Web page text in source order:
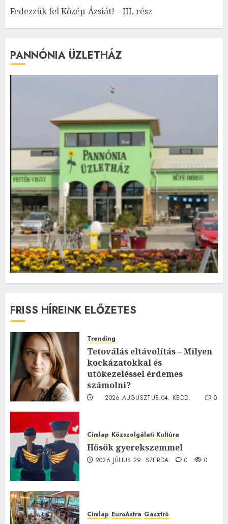
Fedezzük fel Közép-Ázsiát! – III. rész
PANNÓNIA ÜZLETHÁZ
FRISS HÍREINK ELŐZETES
Trending
Tetoválás eltávolítás – Milyen
kockázatokkal és
utókezeléssel érdemes
számolni?
2026.AUGUSZTUS.04. KEDD.
0
Címlap Közszolgálati Kultúra
Hősök gyerekszemmel
2026.JÚLIUS.29. SZERDA. 0 0
Címlap EuroAstra Gasztró